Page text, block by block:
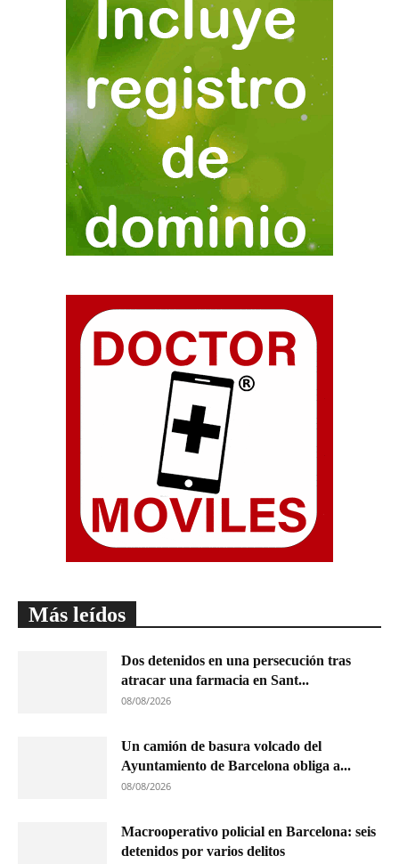
Más leídos
Dos detenidos en una persecución tras
atracar una farmacia en Sant...
08/08/2026
Un camión de basura volcado del
Ayuntamiento de Barcelona obliga a...
08/08/2026
Macrooperativo policial en Barcelona: seis
detenidos por varios delitos